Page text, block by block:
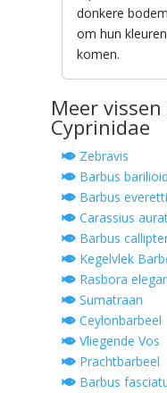
donkere
om hun
komen.
Meer
Cyprinidae
Zebravis
Barbus
Barbus everetti
Carassius
Barbus
Kegelvlek
Rasbora
Sumatraan
Ceylonbarbeel
Vliegende Vos
Prachtbarbeel
Barbus